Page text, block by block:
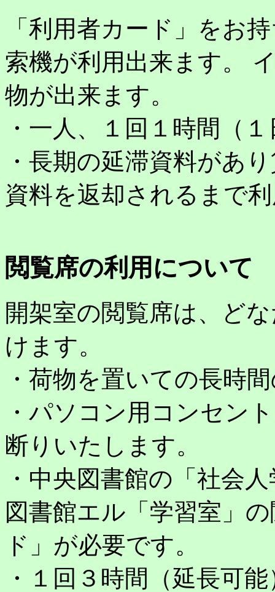
「利用者カード」をお
索機が利用出来ます。
物が出来ます。
・一人、１回１時間（
・長期の延滞資料があ
資料を返却されるまで
閲覧席の利用について
開架室の閲覧席は、ど
けます。
・荷物を置いての長時
・パソコン用コンセン
断りいたします。
・中央図書館の「社会
図書館エル「学習室」
ド」が必要です。
・１回３時間（延長可能